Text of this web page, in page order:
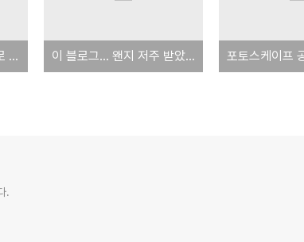
블로그가 완전 초기상태로 돌아가버렸어. 이 블로그... 왠지 저주 받았어.
.